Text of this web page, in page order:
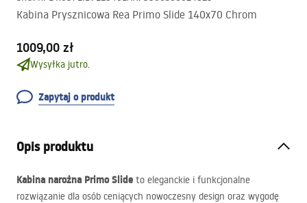
Kabina Prysznicowa Rea Primo Slide 140x70 Chrom
1009,00 zł
Wysyłka jutro.
Zapytaj o produkt
Opis produktu
Kabina narożna Primo Slide to eleganckie i funkcjonalne
rozwiązanie dla osób ceniących nowoczesny design oraz wygodę